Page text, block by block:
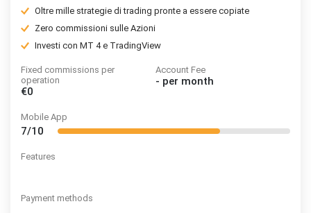
Oltre mille strategie di trading pronte a essere copiate
Zero commissioni sulle Azioni
Investi con MT 4 e TradingView
Fixed commissions per
operation
€0
Account Fee
- per month
Mobile App
7/10
Features
Payment methods